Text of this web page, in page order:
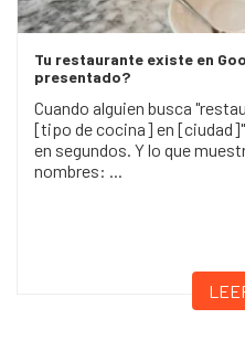
Tu restaurante existe en
presentado?
Cuando alguien busca
[tipo de cocina] en
en segundos. Y lo que
nombres: ...